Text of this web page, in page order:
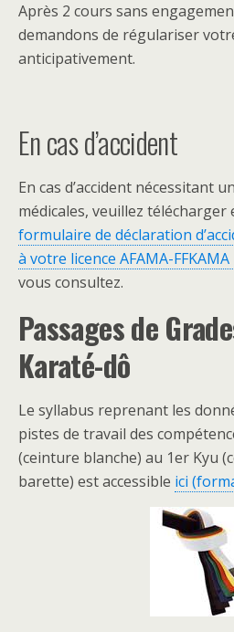
Après 2 cours sans
demandons de régulariser
anticipativement.
En cas d’accident
En cas d’accident nécessitant
médicales, veuillez
formulaire de déclaration
à votre licence AFAMA-FFKAMA
vous consultez.
Passages de
Karaté-dô
Le syllabus reprenant les
pistes de travail des
(ceinture blanche) au 1er Kyu
barette) est accessible ici